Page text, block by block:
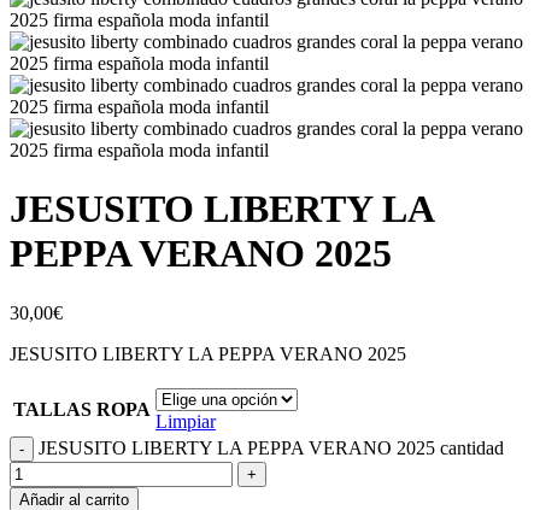
JESUSITO LIBERTY LA
PEPPA VERANO 2025
30,00€
JESUSITO LIBERTY LA PEPPA VERANO 2025
TALLAS ROPA
Limpiar
JESUSITO LIBERTY LA PEPPA VERANO 2025 cantidad
Añadir al carrito